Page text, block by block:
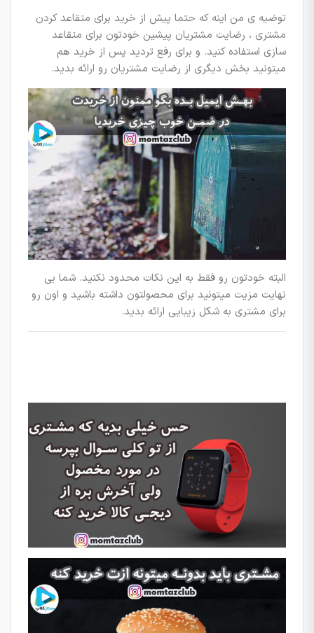
توضیه ی من اینه که حتما پیش از خرید برای متقاعد کردن
مشتری ، رضایت مشتریان پیشین خودتون برای متقاعد
سازی استفاده کنید. و برای رفع تردید پس از خرید هم
میتونید بخش دیگری از رضایت مشتریان رو ارائه بدید.
البته خودتون رو فقط به این نکات محدود نکنید. شما بی
نهایت مزیت میتونید برای محصولتون داشته باشید و اون رو
برای مشتری به شکل زیبایی ارائه بدید.